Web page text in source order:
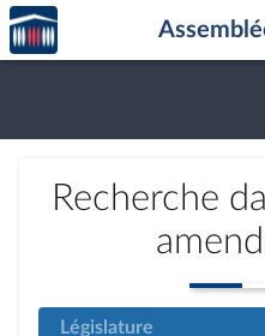
Aller au contenu
Aller en bas de la page
Accèder
à la
page
Recherche
Législature